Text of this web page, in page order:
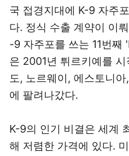
국 접경지대에 K-9 자주
다. 정식 수출 계약이 이
-9 자주포를 쓰는 11번째
은 2001년 튀르키예를
도, 노르웨이, 에스토니
에 팔려나갔다.
K-9의 인기 비결은 세계
해 저렴한 가격에 있다.